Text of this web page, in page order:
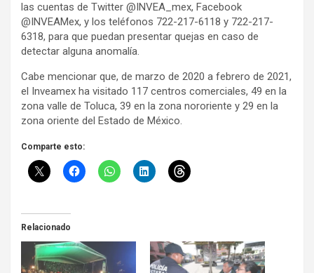
las cuentas de Twitter @INVEA_mex, Facebook
@INVEAMex, y los teléfonos 722-217-6118 y 722-217-
6318, para que puedan presentar quejas en caso de
detectar alguna anomalía.
Cabe mencionar que, de marzo de 2020 a febrero de 2021,
el Inveamex ha visitado 117 centros comerciales, 49 en la
zona valle de Toluca, 39 en la zona nororiente y 29 en la
zona oriente del Estado de México.
Comparte esto:
Relacionado